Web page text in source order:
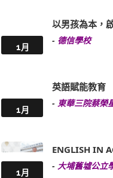
1月
以男孩為本，
- 德信學校
1月
英語賦能教育
- 東華三院蔡榮
1月
ENGLISH IN
- 大埔舊墟公立